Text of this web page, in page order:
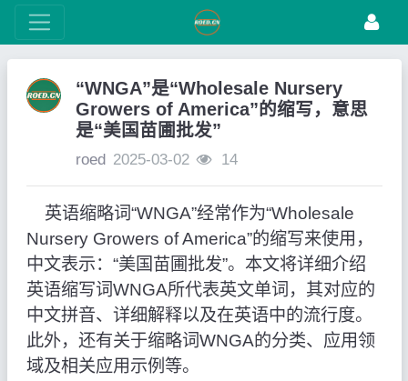
“WNGA”是“Wholesale Nursery
Growers of America”的缩写，意思
是“美国苗圃批发”
roed 2025-03-02 14
英语缩略词“WNGA”经常作为“Wholesale
Nursery Growers of America”的缩写来使用，
中文表示：“美国苗圃批发”。本文将详细介绍
英语缩写词WNGA所代表英文单词，其对应的
中文拼音、详细解释以及在英语中的流行度。
此外，还有关于缩略词WNGA的分类、应用领
域及相关应用示例等。